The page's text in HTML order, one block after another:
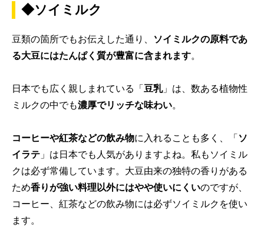
◆ソイミルク
豆類の箇所でもお伝えした通り、 ソイミルクの原料であ
る大豆にはたんぱく質が豊富に含まれます。
日本でも広く親しまれている「豆乳」は、数ある植物性
ミルクの中でも濃厚でリッチな味わい。
コーヒーや紅茶などの飲み物に入れることも多く、「ソ
イラテ 」は日本でも人気がありますよね。私もソイミル
クは必ず常備しています。大豆由来の独特の香りがある
ため香りが強い料理以外にはやや使いにくいのですが、
コーヒー、紅茶などの飲み物には必ずソイミルクを使い
ます。